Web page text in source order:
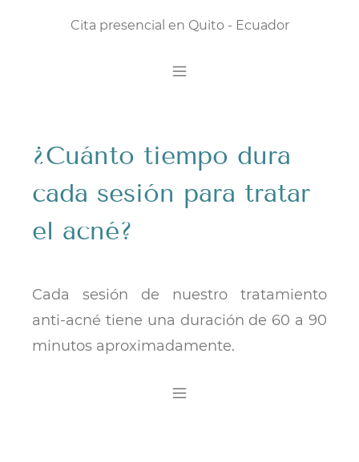
Cita presencial en Quito - Ecuador
​¿Cuánto tiempo dura
cada sesión para tratar
el acné?
Cada sesión de nuestro tratamiento
anti-acné tiene una duración de 60 a 90
minutos aproximadamente.